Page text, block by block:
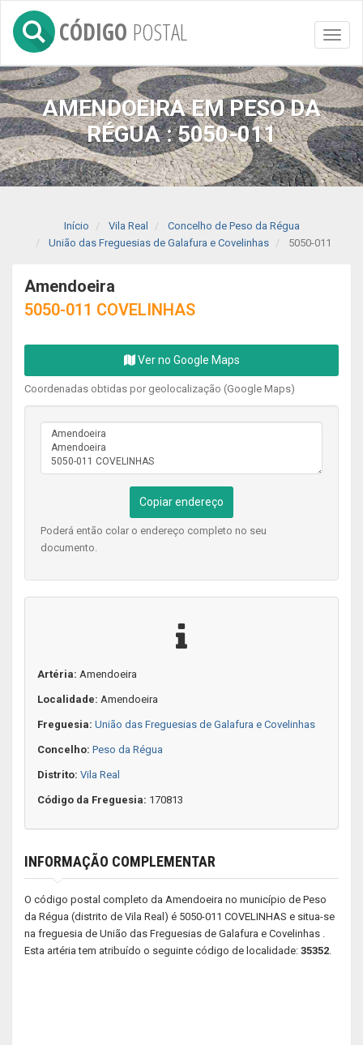
Toggle
CÓDIGO POSTAL
AMENDOEIRA EM PESO DA
RÉGUA : 5050-011
Início Vila Real
Concelho de Peso da Régua
União das Freguesias de Galafura e Covelinhas
5050-011
Amendoeira
5050-011 COVELINHAS
Ver no Google Maps
Coordenadas obtidas por geolocalização (Google Maps)
Copiar endereço
Poderá então colar o endereço completo no seu
documento.
Artéria: Amendoeira
Localidade: Amendoeira
Freguesia: União das Freguesias de Galafura e Covelinhas
Concelho: Peso da Régua
Distrito: Vila Real
Código da Freguesia: 170813
INFORMAÇÃO COMPLEMENTAR
O código postal completo da Amendoeira no município de Peso
da Régua (distrito de Vila Real) é 5050-011 COVELINHAS e situa-se
na freguesia de União das Freguesias de Galafura e Covelinhas .
Esta artéria tem atribuído o seguinte código de localidade: 35352.